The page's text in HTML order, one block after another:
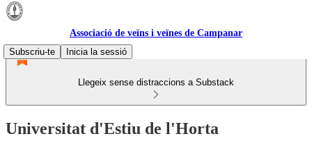
Associació de veïns i veïnes de Campanar
Subscriu-te
Inicia la sessió
Llegeix sense distraccions a Substack
Universitat d'Estiu de l'Horta